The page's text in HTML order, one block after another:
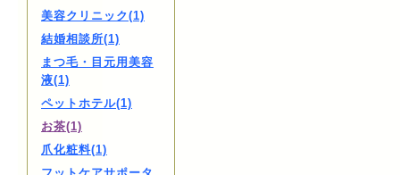
美容クリニック(1)
結婚相談所(1)
まつ毛・目元用美容
液(1)
ペットホテル(1)
お茶(1)
爪化粧料(1)